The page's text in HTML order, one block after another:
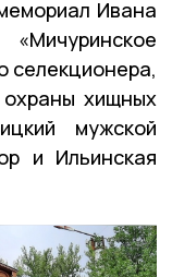
Ивана
селекционера,
хищных
мужской
и Ильинская